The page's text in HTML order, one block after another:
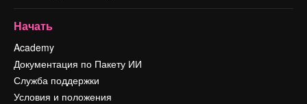
Начать
Academy
Документация по Пакету ИИ
Служба поддержки
Условия и положения